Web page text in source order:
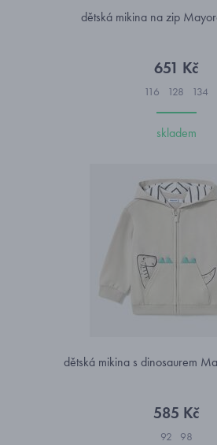
dětská mikina na zip
651 Kč
116 128 134
skladem
dětská mikina s dinosaurem
585 Kč
92 98